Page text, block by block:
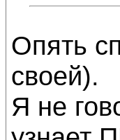
Опять
своей).
Я не